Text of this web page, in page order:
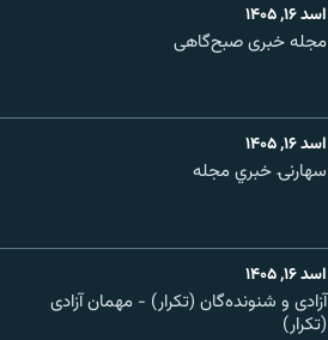
اسد ۱۶, ۱۴۰۵
مجله خبری صبح‌گاهی
اسد ۱۶, ۱۴۰۵
سهارنۍ خبري مجله
اسد ۱۶, ۱۴۰۵
آزادی و شنونده‌گان (تکرار) - مهمان آزادی
(تکرار)